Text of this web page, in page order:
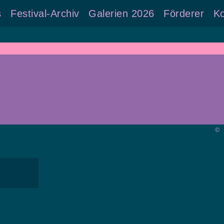
Festival-Archiv Galerien 2026 Förderer
©